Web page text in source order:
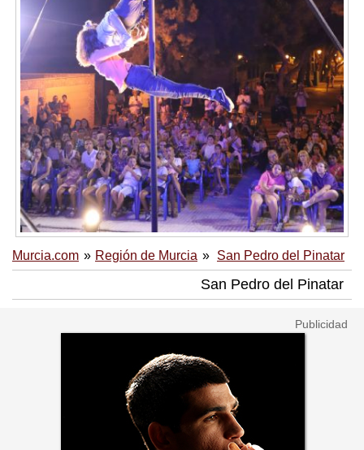
Murcia.com Región de Murcia San Pedro del Pinatar
San Pedro del Pinatar